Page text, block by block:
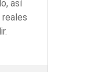
así